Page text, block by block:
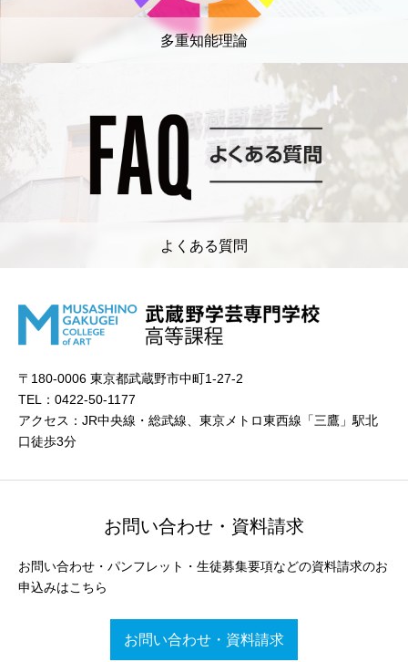
多重知能理論
よくある質問
〒180-0006 東京都武蔵野市中町1-27-2
TEL：0422-50-1177
アクセス：JR中央線・総武線、東京メトロ東西線「三鷹」駅北
口徒歩3分
お問い合わせ・資料請求
お問い合わせ・パンフレット・生徒募集要項などの資料請求のお
申込みはこちら
お問い合わせ・資料請求